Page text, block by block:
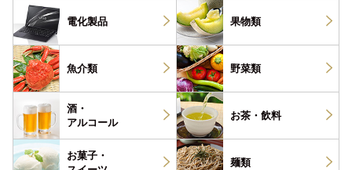
電化製品 果物類
魚介類 野菜類
酒・
アルコール
お茶・ 飲料
お菓子・
麺類